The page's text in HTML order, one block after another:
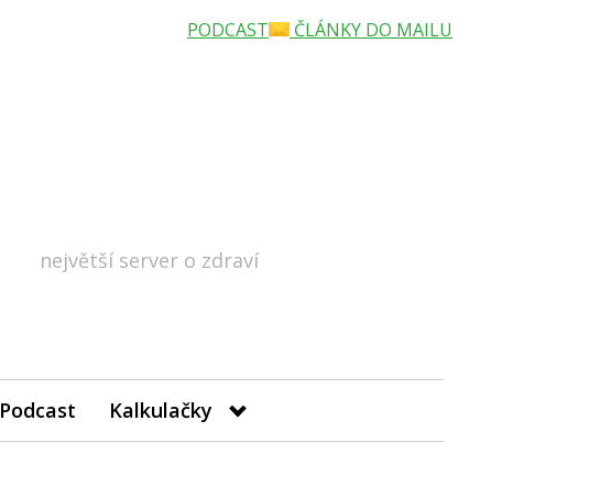
největší server o zdraví
Podcast Kalkulačky
PODCAST ČLÁNKY DO MAILU